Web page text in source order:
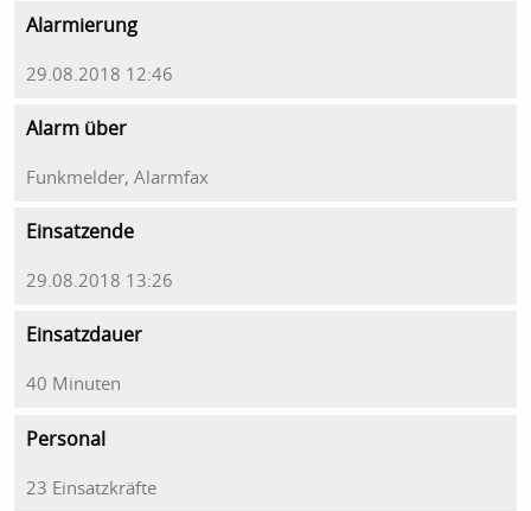
Alarmierung
29.08.2018 12:46
Alarm über
Funkmelder, Alarmfax
Einsatzende
29.08.2018 13:26
Einsatzdauer
40 Minuten
Personal
23 Einsatzkräfte